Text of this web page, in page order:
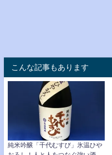
こんな記事もあります
純米吟醸「千代むすび」氷温ひや